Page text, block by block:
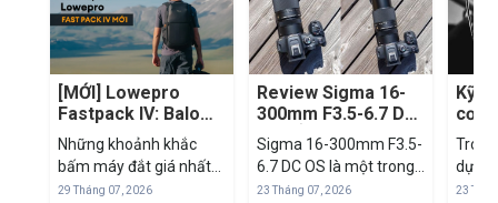
[MỚI] Lowepro
Fastpack IV: Balo
máy ảnh cho
creator cần đi
nhanh, lấy máy
nhanh
Những khoảnh khắc
bấm máy đắt giá nhất
thường không xuất hiện
29 Tháng 07, 2026
Review Sigma 16-
300mm F3.5-6.7 DC
OS: Ống kính du lịch
đa dụng có đáng
mua?
Sigma 16-300mm F3.5-
6.7 DC OS là một trong
những mẫu ống kính
23 Tháng 07, 2026
Kỹ
cơ
biết
dựng
thiết
23